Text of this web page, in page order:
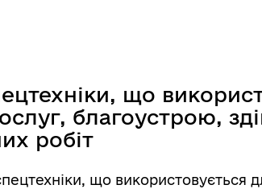
що
благоустрою,
робіт
що використовується